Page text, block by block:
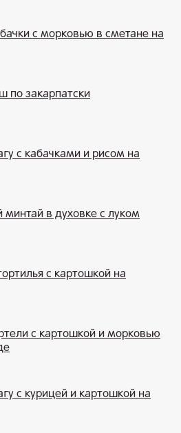
с морковью в сметане на
по закарпатски
с кабачками и рисом на
минтай в духовке с луком
с картошкой на
с картошкой и морковью
с курицей и картошкой на